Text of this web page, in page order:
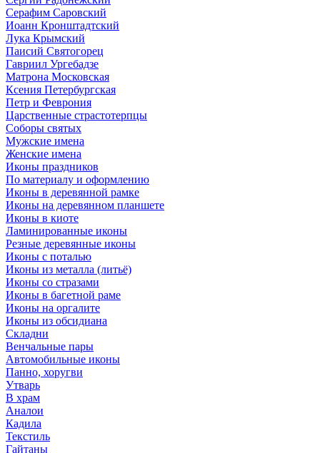
Серафим Саровский
Иоанн Кронштадтский
Лука Крымский
Паисий Святогорец
Гавриил Ургебадзе
Матрона Московская
Ксения Петербургская
Петр и Феврония
Царственные страстотерпцы
Соборы святых
Мужские имена
Женские имена
Иконы праздников
По материалу и оформлению
Иконы в деревянной рамке
Иконы на деревянном планшете
Иконы в киоте
Ламинированные иконы
Резные деревянные иконы
Иконы с поталью
Иконы из металла (литьё)
Иконы со стразами
Иконы в багетной раме
Иконы на оргалите
Иконы из обсидиана
Складни
Венчальные пары
Автомобильные иконы
Панно, хоругви
Утварь
В храм
Аналои
Кадила
Текстиль
Гайтаны